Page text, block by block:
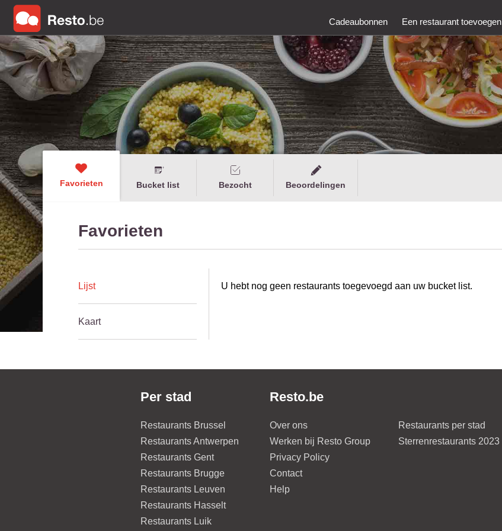
Cadeaubonnen Een restaurant toevoegen
Favorieten Bucket list Bezocht Beoordelingen
Favorieten
Lijst
Kaart
U hebt nog geen restaurants toegevoegd aan uw bucket list.
Per stad
Restaurants Brussel
Restaurants Antwerpen
Restaurants Gent
Restaurants Brugge
Restaurants Leuven
Restaurants Hasselt
Restaurants Luik
Resto.be
Over ons
Werken bij Resto Group
Privacy Policy
Contact
Help
Restaurants per stad
Sterrenrestaurants 2023